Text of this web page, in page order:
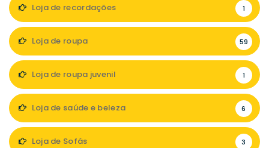
Loja de recordações 1
Loja de roupa 59
Loja de roupa juvenil 1
Loja de saúde e beleza 6
Loja de Sofás 3